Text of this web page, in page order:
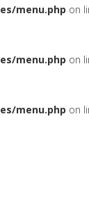
menu.php on
menu.php on
menu.php on